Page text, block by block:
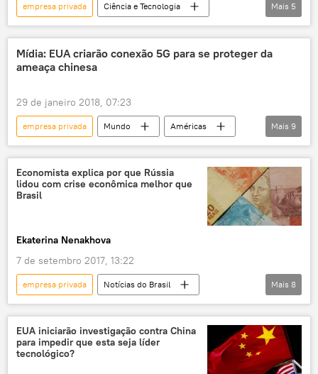
empresa privada
Ciência e Tecnologia
Notícias
Sociedade
Israel
nave espacial
Mais 5
Mídia: EUA criarão conexão 5G para se proteger da
ameaça chinesa
29 de janeiro 2018, 07:23
empresa privada Mundo
Américas
Notícias
China
Donald Trump
segurança nacional
tecnologia 5G
telecomunicações
ameaça
Mais 9
Economista explica por que Rússia
lidou com crise econômica melhor que
Brasil
Ekaterina Nenakhova
7 de setembro 2017, 13:22
empresa privada
Notícias do Brasil
Economia
Rússia
Notícias
Elvira Nabiullina
Banco Central da Rússia
corrupção
crise econômica
Mais 8
EUA iniciarão investigação contra China
para impedir que esta seja líder
tecnológico?